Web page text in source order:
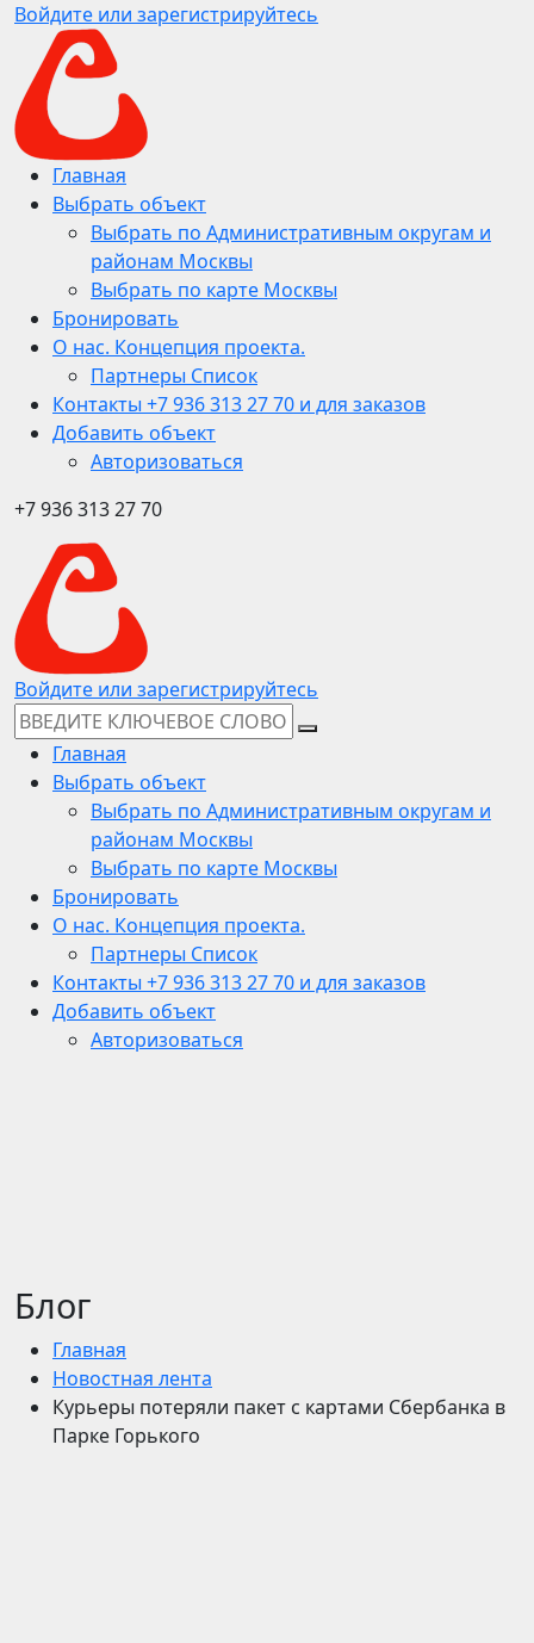
Войдите или зарегистрируйтесь
Главная
Выбрать объект
Выбрать по Административным округам и
районам Москвы
Выбрать по карте Москвы
Бронировать
О нас. Концепция проекта.
Партнеры Список
Контакты +7 936 313 27 70 и для заказов
Добавить объект
Авторизоваться
+7 936 313 27 70
Войдите или зарегистрируйтесь
Главная
Выбрать объект
Выбрать по Административным округам и
районам Москвы
Выбрать по карте Москвы
Бронировать
О нас. Концепция проекта.
Партнеры Список
Контакты +7 936 313 27 70 и для заказов
Добавить объект
Авторизоваться
Блог
Главная
Новостная лента
Курьеры потеряли пакет с картами Сбербанка в
Парке Горького